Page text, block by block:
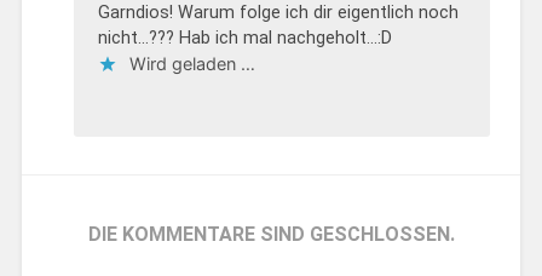
Garndios! Warum folge ich dir eigentlich noch
nicht…??? Hab ich mal nachgeholt…:D
Wird geladen …
DIE KOMMENTARE SIND GESCHLOSSEN.